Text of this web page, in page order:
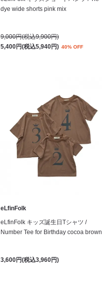
dye wide shorts pink mix
9,000円(税込9,900円)
5,400円(税込5,940円) 40% OFF
eLfinFolk
eLfinFolk キッズ誕生日Tシャツ /
Number Tee for Birthday cocoa brown
3,600円(税込3,960円)